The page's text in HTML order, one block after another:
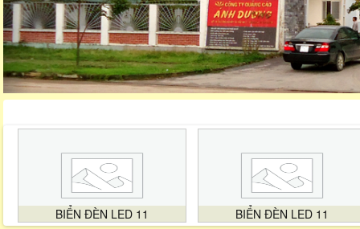
BIỂN ĐÈN LED 11 BIỂN ĐÈN LED 11